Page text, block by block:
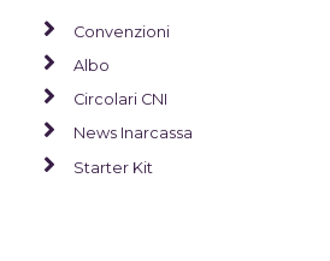
Convenzioni
Albo
Circolari CNI
News Inarcassa
Starter Kit